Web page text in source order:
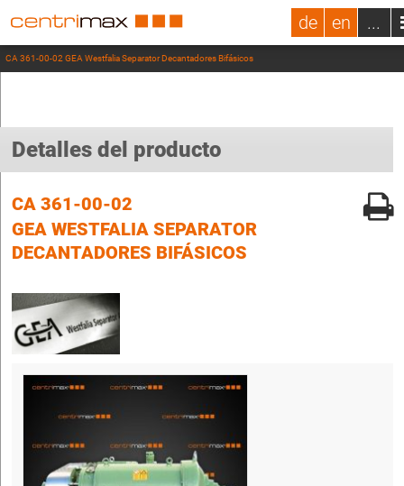
de en ...
CA 361-00-02 GEA Westfalia Separator Decantadores Bifásicos
Detalles del producto
CA 361-00-02
GEA WESTFALIA SEPARATOR
DECANTADORES BIFÁSICOS